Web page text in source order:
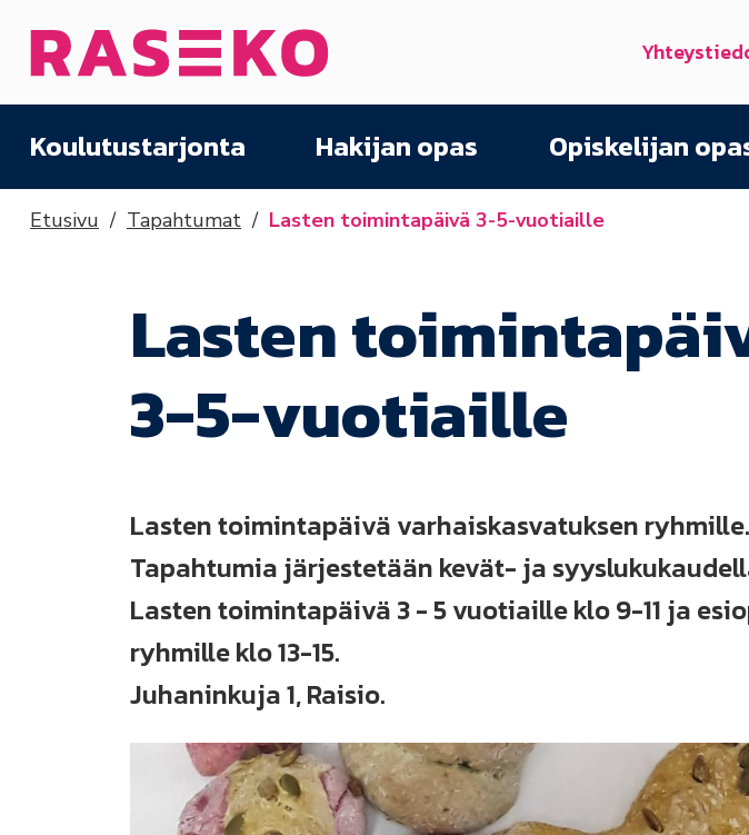
Etusivu
Koulutustarjonta Hakijan opas Opiskelijan
Etusivu Tapahtumat Lasten toimintapäivä 3-5-vuotiaille
Lasten
3-5-vuotiaille
Lasten toimintapäivä varhaiskasvatuksen ryhmille.
Tapahtumia järjestetään kevät- ja
Lasten toimintapäivä 3 - 5 vuotiaille klo 9-11 ja
ryhmille klo 13-15.
Juhaninkuja 1, Raisio.